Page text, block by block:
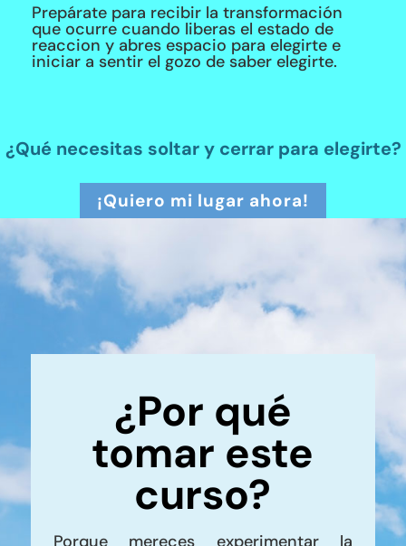
Prepárate para recibir la transformación
que ocurre cuando liberas el estado de
reaccion y abres espacio para elegirte e
iniciar a sentir el gozo de saber elegirte.
¿Qué necesitas soltar y cerrar para elegirte?
¡Quiero mi lugar ahora!
¿Por qué
tomar este
curso?
Porque mereces experimentar la